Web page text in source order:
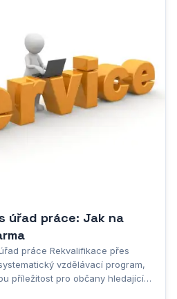
úřad práce: Jak na
práce Rekvalifikace přes
vzdělávací program,
příležitost pro občany hledající
toužící po změně kariéry.